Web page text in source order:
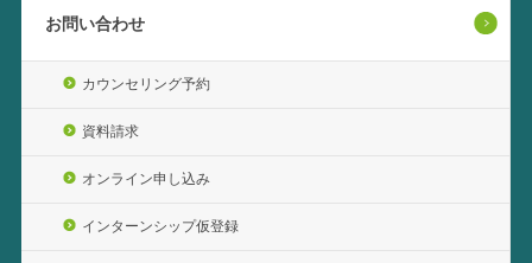
お問い合わせ
カウンセリング予約
資料請求
オンライン申し込み
インターンシップ仮登録